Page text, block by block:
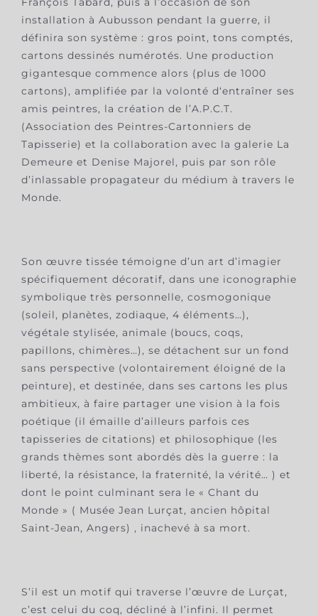
installation à Aubusson pendant la guerre, il
définira son système : gros point, tons comptés,
cartons dessinés numérotés. Une production
gigantesque commence alors (plus de 1000
cartons), amplifiée par la volonté d‘entraîner ses
amis peintres, la création de l’A.P.C.T.
(Association des Peintres-Cartonniers de
Tapisserie) et la collaboration avec la galerie La
Demeure et Denise Majorel, puis par son rôle
d’inlassable propagateur du médium à travers le
Monde.
Son œuvre tissée témoigne d’un art d’imagier
spécifiquement décoratif, dans une iconographie
symbolique très personnelle, cosmogonique
(soleil, planètes, zodiaque, 4 éléments…),
végétale stylisée, animale (boucs, coqs,
papillons, chimères…), se détachent sur un fond
sans perspective (volontairement éloigné de la
peinture), et destinée, dans ses cartons les plus
ambitieux, à faire partager une vision à la fois
poétique (il émaille d’ailleurs parfois ces
tapisseries de citations) et philosophique (les
grands thèmes sont abordés dès la guerre : la
liberté, la résistance, la fraternité, la vérité… ) et
dont le point culminant sera le « Chant du
Monde » ( Musée Jean Lurçat, ancien hôpital
Saint-Jean, Angers) , inachevé à sa mort.
S’il est un motif qui traverse l’œuvre de Lurçat,
c’est celui du coq, décliné à l’infini. Il permet